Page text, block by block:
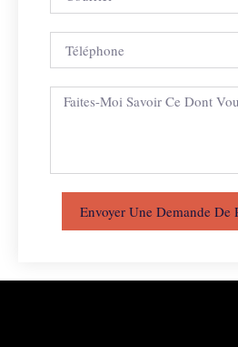
Envoyer Une Demande De